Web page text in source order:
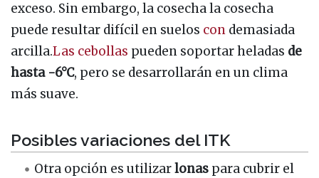
exceso. Sin embargo, la cosecha la cosecha
puede resultar difícil en suelos con demasiada
arcilla.Las cebollas pueden soportar heladas de
hasta -6°C, pero se desarrollarán en un clima
más suave.
Posibles variaciones del ITK
Otra opción es utilizarlonas para cubrir el